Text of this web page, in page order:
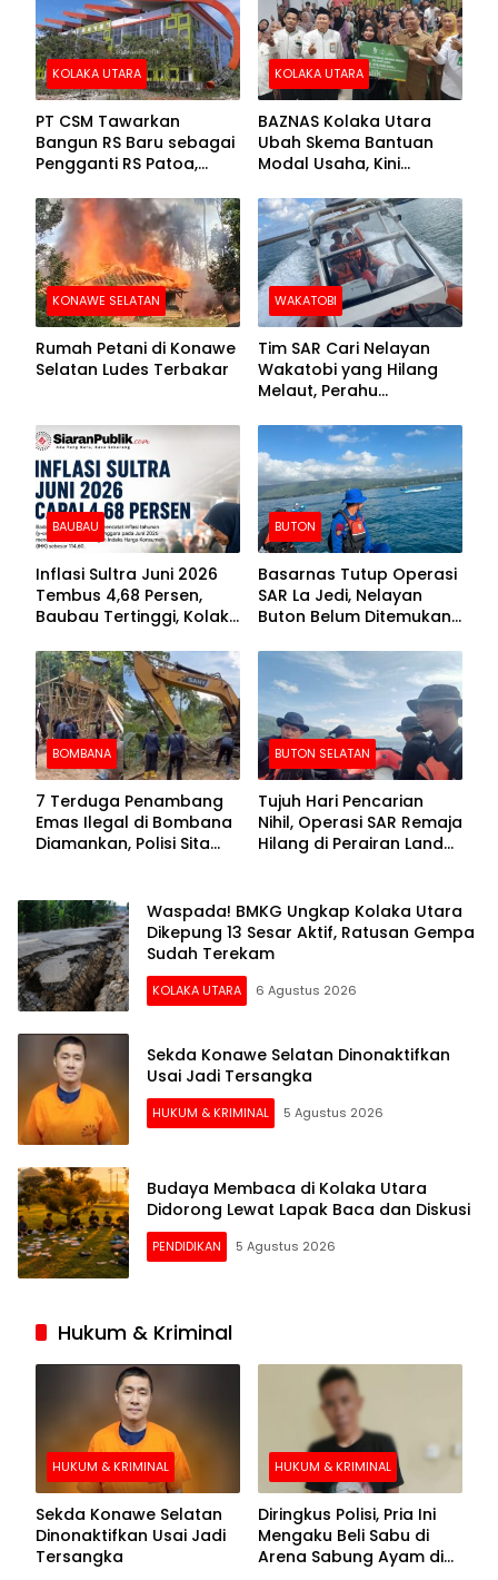
KOLAKA UTARA
PT CSM Tawarkan
Bangun RS Baru sebagai
Pengganti RS Patoa,
Kolut
KOLAKA UTARA
BAZNAS Kolaka Utara
Ubah Skema Bantuan
Modal Usaha, Kini
Barang Senilai Rp419,5
Juta
KONAWE SELATAN
Rumah Petani di Konawe
Selatan Ludes Terbakar
WAKATOBI
Tim SAR Cari Nelayan
Wakatobi yang Hilang
Melaut, Perahu
Kemasukan Air
BAUBAU
Inflasi Sultra Juni 2026
Tembus 4,68 Persen,
Baubau Tertinggi, Kolaka
BUTON
Basarnas Tutup Operasi
SAR La Jedi, Nelayan
Buton Belum Ditemukan
BOMBANA
7 Terduga Penambang
Emas Ilegal di Bombana
Diamankan, Polisi Sita
BUTON SELATAN
Tujuh Hari Pencarian
Nihil, Operasi SAR Remaja
Hilang di Perairan Lande
Waspada! BMKG Ungkap Kolaka Utara
Dikepung 13 Sesar Aktif, Ratusan Gempa
Sudah Terekam
KOLAKA UTARA 6 Agustus 2026
Sekda Konawe Selatan Dinonaktifkan
Usai Jadi Tersangka
HUKUM & KRIMINAL 5 Agustus 2026
Budaya Membaca di Kolaka Utara
Didorong Lewat Lapak Baca dan Diskusi
PENDIDIKAN 5 Agustus 2026
Hukum & Kriminal
HUKUM & KRIMINAL
Sekda Konawe Selatan
Dinonaktifkan Usai Jadi
Tersangka
HUKUM & KRIMINAL
Diringkus Polisi, Pria Ini
Mengaku Beli Sabu di
Arena Sabung Ayam di